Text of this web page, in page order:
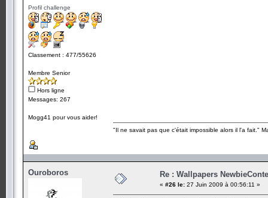
Profil challenge
Classement : 477/55626
Membre Senior
Hors ligne
Messages: 267
Mogg41 pour vous aider!
"Il ne savait pas que c'était impossible alors il l'a fait."
Ouroboros Re : Wallpapers
« #26 le: 27 Juin 2009 à 00:56:11 »